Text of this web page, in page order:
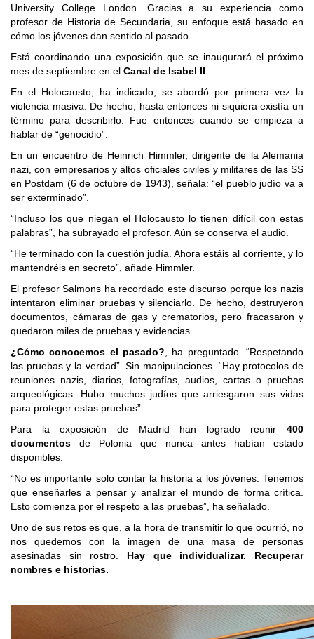
University College London. Gracias a su experiencia como
profesor de Historia de Secundaria, su enfoque está basado en
cómo los jóvenes dan sentido al pasado.
Está coordinando una exposición que se inaugurará el próximo
mes de septiembre en el Canal de Isabel II
En el Holocausto, ha indicado, se abordó por primera vez la
violencia masiva. De hecho, hasta entonces ni siquiera existía un
término para describirlo. Fue entonces cuando se empieza a
hablar de “genocidio”.
En un encuentro de Heinrich Himmler, dirigente de la Alemania
nazi, con empresarios y altos oficiales civiles y militares de las SS
en Postdam (6 de octubre de 1943), señala: “el pueblo judío va a
ser exterminado”.
“Incluso los que niegan el Holocausto lo tienen difícil con estas
palabras”, ha subrayado el profesor. Aún se conserva el audio.
“He terminado con la cuestión judía. Ahora estáis al corriente, y lo
mantendréis en secreto”, añade Himmler.
El profesor Salmons ha recordado este discurso porque los nazis
intentaron eliminar pruebas y silenciarlo. De hecho, destruyeron
documentos, cámaras de gas y crematorios, pero fracasaron y
quedaron miles de pruebas y evidencias.
¿Cómo conocemos el pasado? , ha preguntado. “Respetando
las pruebas y la verdad”. Sin manipulaciones. “Hay protocolos de
reuniones nazis, diarios, fotografías, audios, cartas o pruebas
arqueológicas. Hubo muchos judíos que arriesgaron sus vidas
para proteger estas pruebas”.
Para la exposición de Madrid han logrado reunir 400
documentos de Polonia que nunca antes habían estado
disponibles.
“No es importante solo contar la historia a los jóvenes. Tenemos
que enseñarles a pensar y analizar el mundo de forma crítica.
Esto comienza por el respeto a las pruebas”, ha señalado.
Uno de sus retos es que, a la hora de transmitir lo que ocurrió, no
nos quedemos con la imagen de una masa de personas
asesinadas sin rostro. Hay que individualizar. Recuperar
nombres e historias.